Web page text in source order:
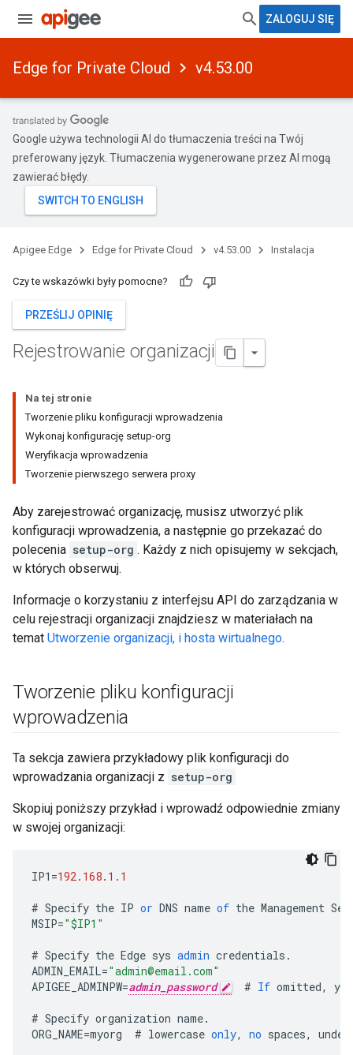
ZALOGUJ SIĘ
Edge for Private Cloud v4.53.00
Google używa technologii AI do tłumaczenia treści na Twój
preferowany język. Tłumaczenia wygenerowane przez AI mogą
zawierać błędy.
Apigee Edge Edge for Private Cloud v4.53.00 Instalacja
Czy te wskazówki były pomocne?
PRZEŚLIJ OPINIĘ
Rejestrowanie organizacji
Na tej stronie
Tworzenie pliku konfiguracji wprowadzenia
Wykonaj konfigurację setup-org
Weryfikacja wprowadzenia
Tworzenie pierwszego serwera proxy
Aby zarejestrować organizację, musisz utworzyć plik
konfiguracji wprowadzenia, a następnie go przekazać do
polecenia setup-org . Każdy z nich opisujemy w sekcjach,
w których obserwuj.
Informacje o korzystaniu z interfejsu API do zarządzania w
celu rejestracji organizacji znajdziesz w materiałach na
temat Utworzenie organizacji, i hosta wirtualnego.
Tworzenie pliku konfiguracji
wprowadzenia
Ta sekcja zawiera przykładowy plik konfiguracji do
wprowadzania organizacji z setup-org
Skopiuj poniższy przykład i wprowadź odpowiednie zmiany
w swojej organizacji:
IP1 =192.168.1.1
# Specify the IP or DNS name of the Management
MSIP="$IP1"
# Specify the Edge sys admin credentials .
ADMIN_EMAIL="admin@email.com"
APIGEE_ADMINPW=admin_password # If omitted, you
# Specify organization name.
ORG_NAME=myorg # lowercase only, no spaces,